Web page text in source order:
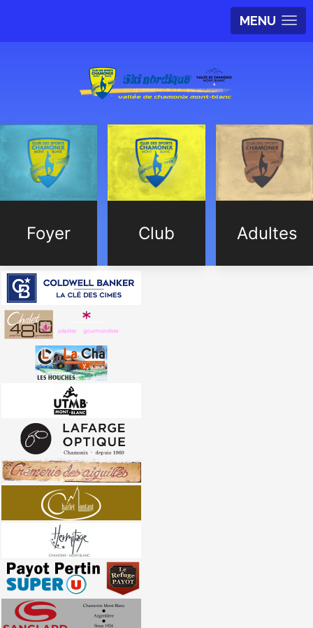
MENU
Foyer Club Adultes